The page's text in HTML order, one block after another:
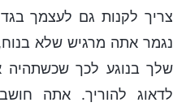
צריך לקנות גם לעצמך
נגמר אתה מרגיש שלא
שלך בנוגע לכך שכשתהיה
לדאוג להוריך. אתה